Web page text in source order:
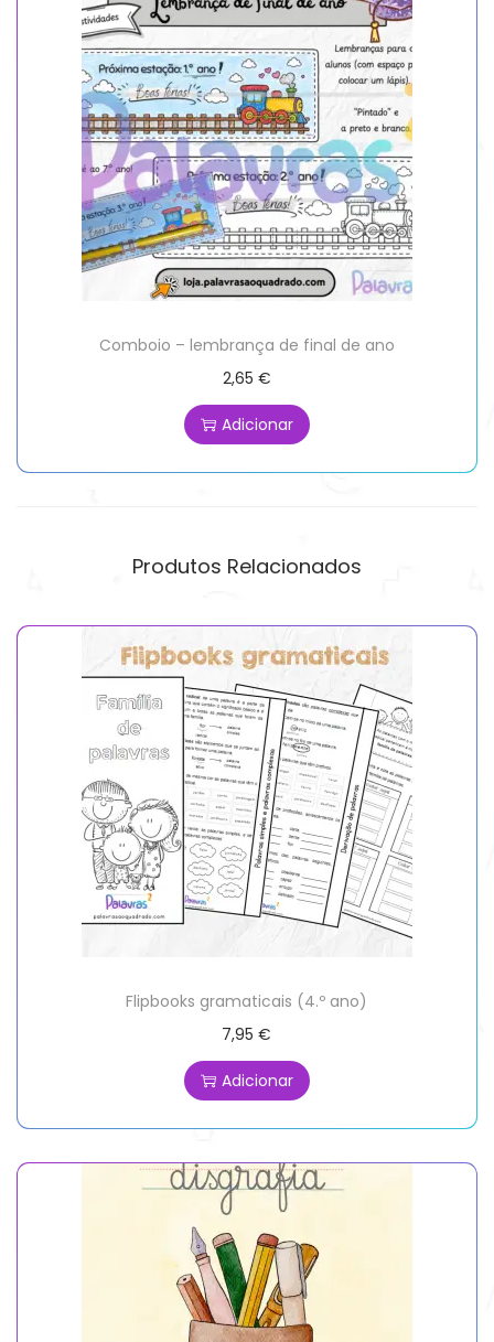
Comboio – lembrança de final de ano
2,65 €
Adicionar
Produtos Relacionados
Flipbooks gramaticais (4.º ano)
7,95€
Adicionar